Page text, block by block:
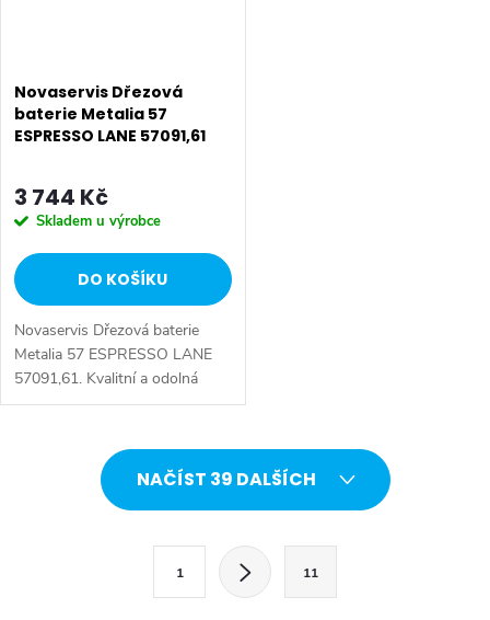
Novaservis Dřezová
baterie Metalia 57
ESPRESSO LANE 57091,61
3 744 Kč
Skladem u výrobce
DO KOŠÍKU
Novaservis Dřezová baterie
Metalia 57 ESPRESSO LANE
57091,61. Kvalitní a odolná
keramická kartuše KEROX 35
let. Barevné provedení
ESPRESSO LANE....NAČÍST 39 DALŠÍCH
1 11